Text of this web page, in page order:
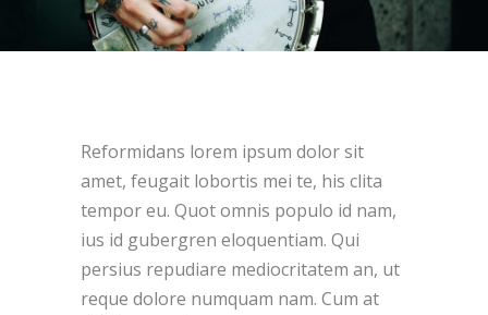
Reformidans lorem ipsum dolor sit
amet, feugait lobortis mei te, his clita
tempor eu. Quot omnis populo id nam,
ius id gubergren eloquentiam. Qui
persius repudiare mediocritatem an, ut
reque dolore numquam nam. Cum at